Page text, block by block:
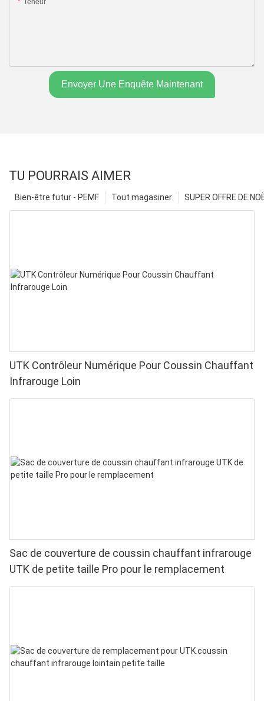
Teneur
Envoyer Une Enquête Maintenant
TU POURRAIS AIMER
SUPER OFFRE DE
Tout magasiner
Bien-être futur - PEMF
UTK Contrôleur Numérique Pour Coussin Chauffant
Infrarouge Loin
Sac de couverture de coussin chauffant infrarouge
UTK de petite taille Pro pour le remplacement